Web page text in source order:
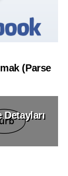
(Parse
Detayları